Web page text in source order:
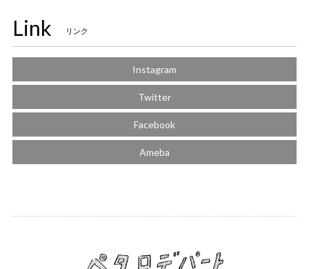
Link リンク
Instagram
Twitter
Facebook
Ameba